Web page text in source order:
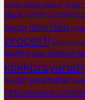
rumah dekat stasiun dijual
dijual rumah syariah
bogor investasi
properti kavling
kavling siap bangun
klikkprsyariah
bogor perumahan
PERUMAHAN